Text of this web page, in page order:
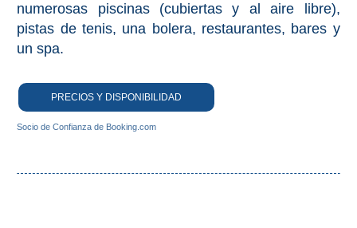
numerosas piscinas (cubiertas y al aire libre),
pistas de tenis, una bolera, restaurantes, bares y
un spa.
PRECIOS Y DISPONIBILIDAD
Socio de Confianza de Booking.com